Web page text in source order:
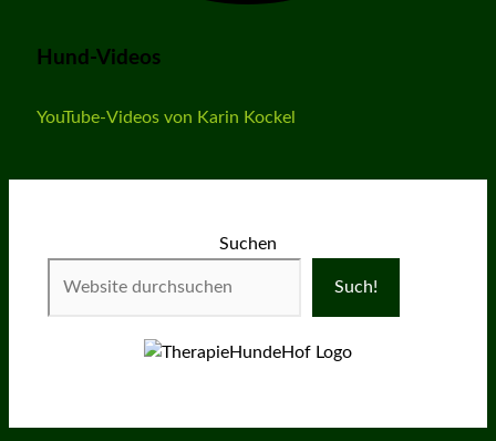
Hund-Videos
YouTube-Videos von Karin Kockel
Suchen
Such!